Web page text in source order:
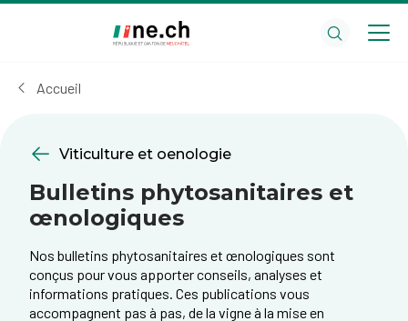
cookies
Accueil
Viticulture et oenologie
Bulletins phytosanitaires et
œnologiques
Nos bulletins phytosanitaires et œnologiques sont
conçus pour vous apporter conseils, analyses et
informations pratiques. Ces publications vous
accompagnent pas à pas, de la vigne à la mise en